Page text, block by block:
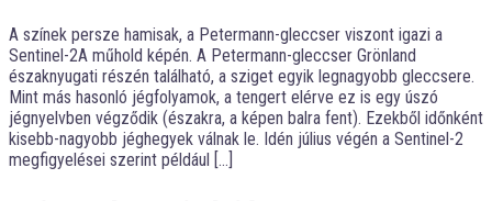
A színek persze hamisak, a Petermann-gleccser viszont igazi a
Sentinel-2A műhold képén. A Petermann-gleccser Grönland
északnyugati részén található, a sziget egyik legnagyobb gleccsere.
Mint más hasonló jégfolyamok, a tengert elérve ez is egy úszó
jégnyelvben végződik (északra, a képen balra fent). Ezekből időnként
kisebb-nagyobb jéghegyek válnak le. Idén július végén a Sentinel-2
megfigyelései szerint például […]